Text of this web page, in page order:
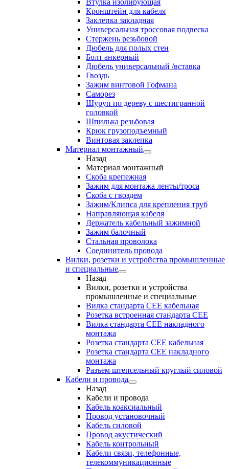
Втулка изолирующая
Кронштейн для кабеля
Заклепка закладная
Универсальная троссовая подвеска
Стержень резьбовой
Дюбель для полых стен
Болт анкерный
Дюбель универсальный /вставка
Гвоздь
Зажим винтовой Гофмана
Саморез
Шуруп по дереву с шестигранной
головкой
Шпилька резьбовая
Крюк грузоподъемный
Винтовая заклепка
Материал монтажный
Назад
Материал монтажный
Скоба крепежная
Зажим для монтажа ленты/троса
Скоба с гвоздем
Зажим/Клипса для крепления труб
Направляющая кабеля
Держатель кабельный зажимной
Зажим балочный
Стальная проволока
Соединитель провода
Вилки, розетки и устройства промышленные
и специальные
Назад
Вилки, розетки и устройства
промышленные и специальные
Вилка стандарта CEE кабельная
Розетка встроенная стандарта CEE
Вилка стандарта CEE накладного
монтажа
Розетка стандарта СЕЕ кабельная
Розетка стандарта СЕЕ накладного
монтажа
Разъем штепсельный круглый силовой
Кабели и провода
Назад
Кабели и провода
Кабель коаксиальный
Провод установочный
Кабель силовой
Провод акустический
Кабель контрольный
Кабели связи, телефонные,
телекоммуникационные